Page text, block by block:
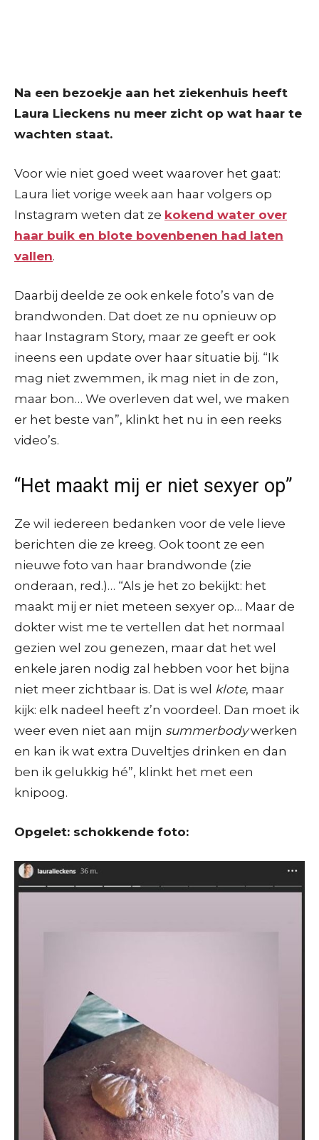
Na een bezoekje aan het ziekenhuis heeft
Laura Lieckens nu meer zicht op wat haar te
wachten staat.
Voor wie niet goed weet waarover het gaat:
Laura liet vorige week aan haar volgers op
Instagram weten dat ze kokend water over
haar buik en blote bovenbenen had laten
vallen.
Daarbij deelde ze ook enkele foto’s van de
brandwonden. Dat doet ze nu opnieuw op
haar Instagram Story, maar ze geeft er ook
ineens een update over haar situatie bij. “Ik
mag niet zwemmen, ik mag niet in de zon,
maar bon… We overleven dat wel, we maken
er het beste van”, klinkt het nu in een reeks
video’s.
“Het maakt mij er niet sexyer op”
Ze wil iedereen bedanken voor de vele lieve
berichten die ze kreeg. Ook toont ze een
nieuwe foto van haar brandwonde (zie
onderaan, red.)… “Als je het zo bekijkt: het
maakt mij er niet meteen sexyer op… Maar de
dokter wist me te vertellen dat het normaal
gezien wel zou genezen, maar dat het wel
enkele jaren nodig zal hebben voor het bijna
niet meer zichtbaar is. Dat is wel klote, maar
kijk: elk nadeel heeft z’n voordeel. Dan moet ik
weer even niet aan mijn summerbodywerken
en kan ik wat extra Duveltjes drinken en dan
ben ik gelukkig hé”, klinkt het met een
knipoog.
Opgelet: schokkende foto: